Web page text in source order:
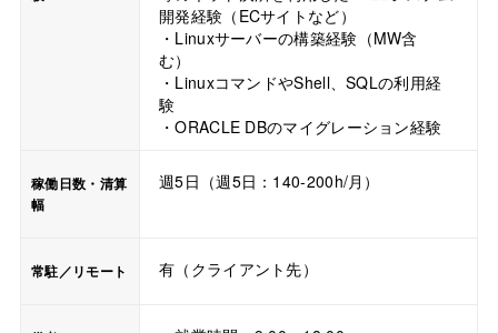
開発経験（ECサイトなど）
・Linuxサーバーの構築経験（MW含
む）
・LinuxコマンドやShell、SQLの利用経
験
・ORACLE DBのマイグレーション経験
稼働日数・清算
幅
週5日（週5日：140-200h/月）
常駐／リモート 有（クライアント先）